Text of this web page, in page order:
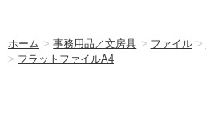
ホーム >事務用品／文房具 > ファイル >
> フラットファイルA4